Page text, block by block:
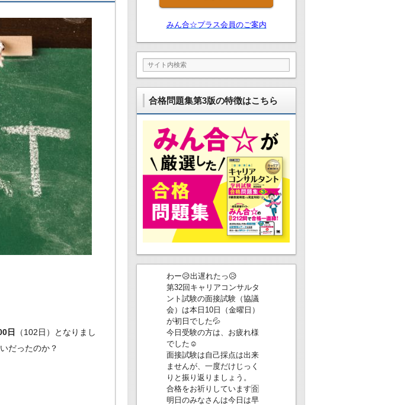
日
（102日）となりまし
だったのか？
みん合☆プラス会員のご案内
合格問題集第3版の特徴はこちら
わー😥出遅れたっ😥
第32回キャリアコンサルタ
ント試験の面接試験（協議
会）は本日10日（金曜日）
が初日でした💦
今日受験の方は、お疲れ様
でした☺
面接試験は自己採点は出来
ませんが、一度だけじっく
りと振り返りましょう。
合格をお祈りしています🈴
明日のみなさんは今日は早